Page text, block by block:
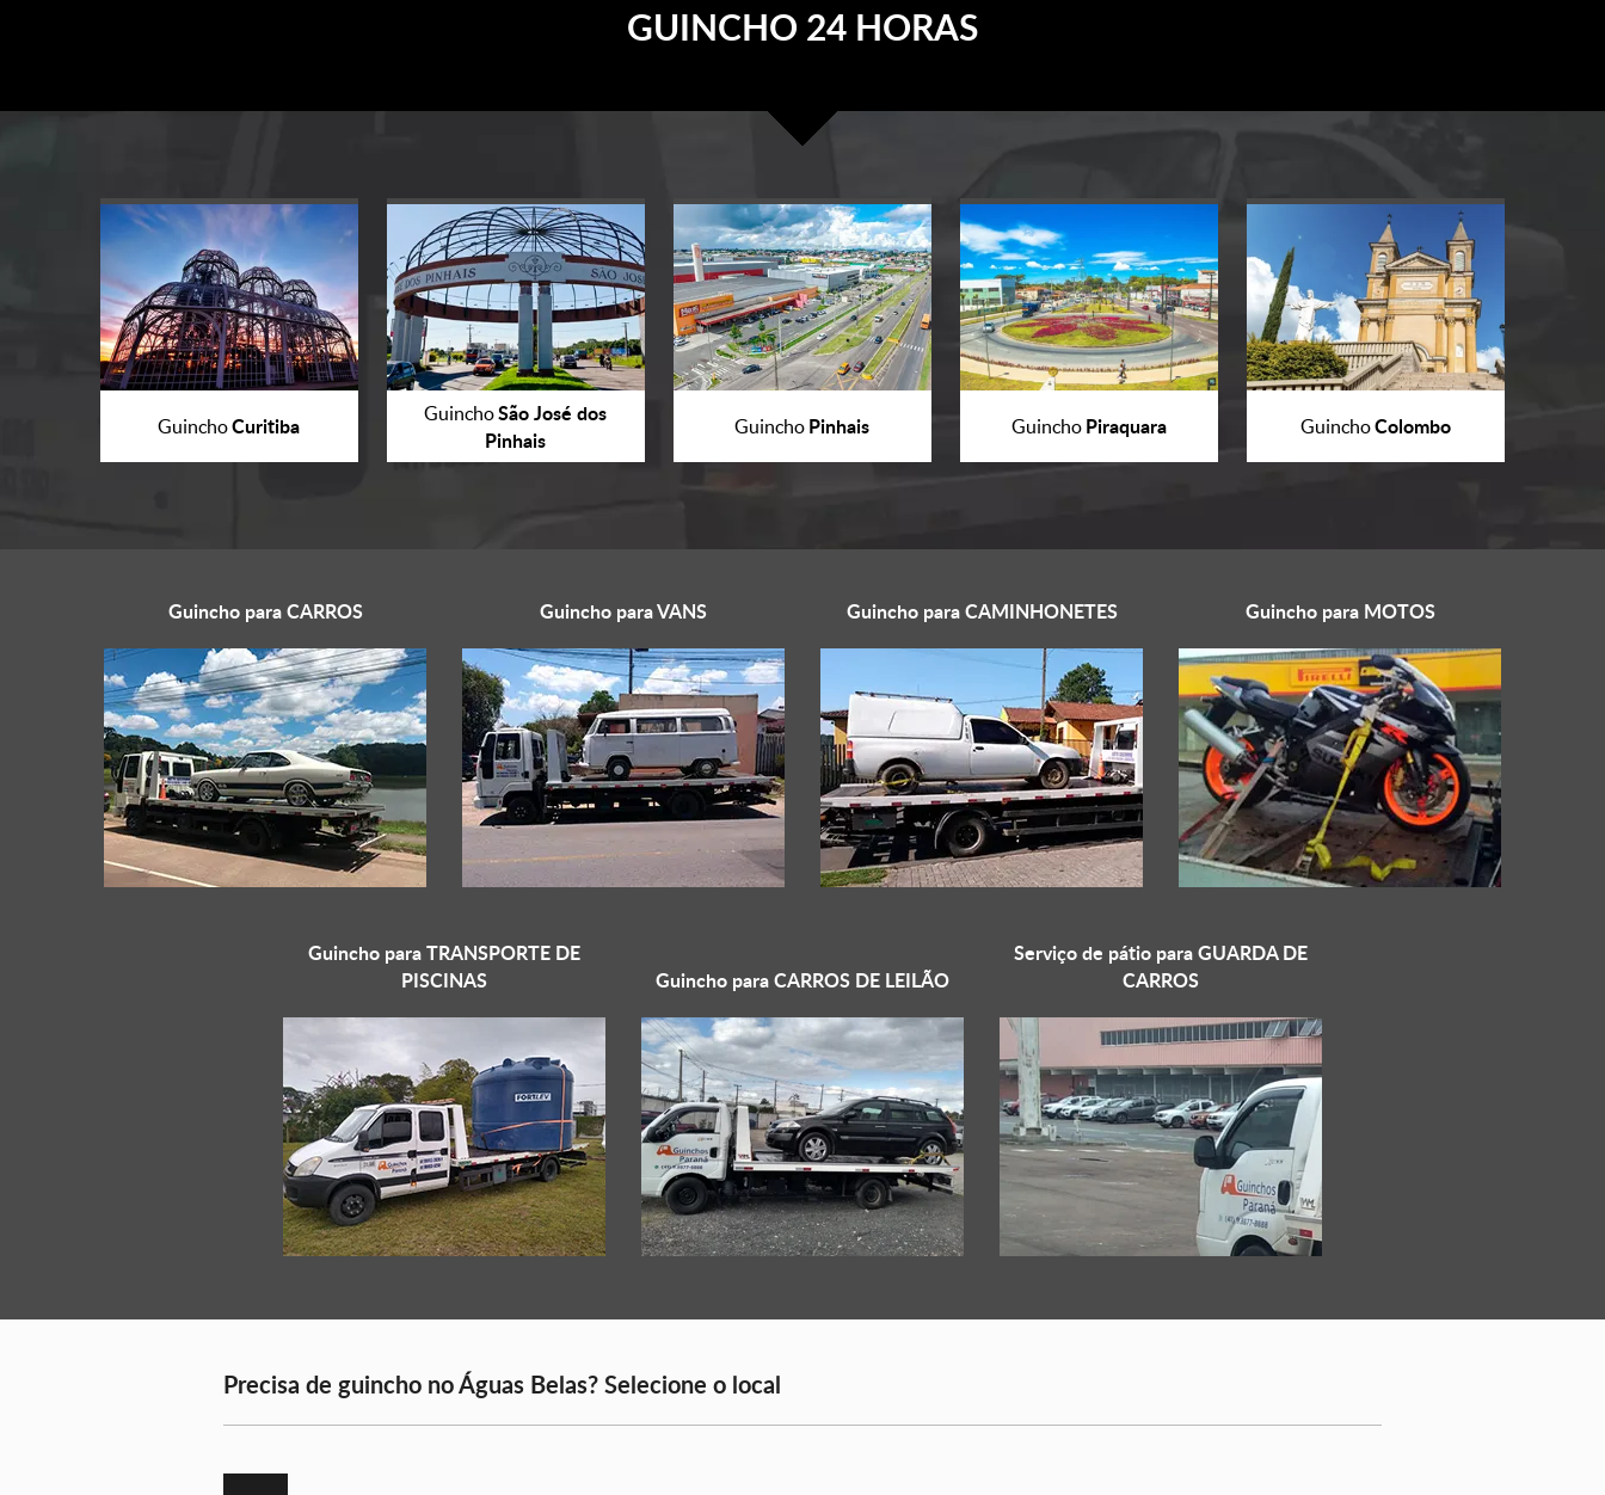
GUINCHO 24 HORAS
GuinchoCuritiba GuinchoSão José dos
Pinhais
Guincho Pinhais Guincho Piraquara GuinchoColombo
Guincho paraCARROS Guincho paraVANS Guincho paraCAMINHONETES Guincho para MOTOS
Guincho paraTRANSPORTE DE
PISCINAS
Guincho paraCARROS DE LEILÃO
Serviço de pátio paraGUARDA DE
CARROS
Precisa de guincho no Águas Belas? Selecione o local